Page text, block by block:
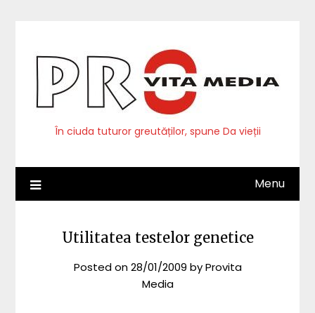
În ciuda tuturor greutăților, spune Da vieții
Menu
Utilitatea testelor genetice
Posted on28/01/2009 byProvita
Media